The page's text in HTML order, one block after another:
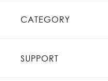
CATEGORY
SUPPORT